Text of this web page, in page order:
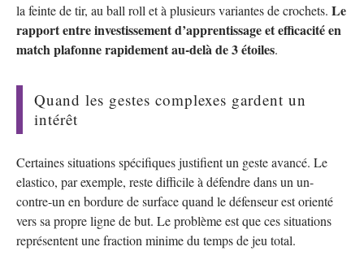
la feinte de tir, au ball roll et à plusieurs variantes de crochets. Le
rapport entre investissement d’apprentissage et efficacité en
match plafonne rapidement au-delà de 3 étoiles.
Quand les gestes complexes gardent un
intérêt
Certaines situations spécifiques justifient un geste avancé. Le
elastico, par exemple, reste difficile à défendre dans un un-
contre-un en bordure de surface quand le défenseur est orienté
vers sa propre ligne de but. Le problème est que ces situations
représentent une fraction minime du temps de jeu total.